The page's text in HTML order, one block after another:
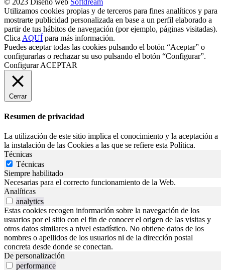
Utilizamos cookies propias y de terceros para fines analíticos y para
mostrarte publicidad personalizada en base a un perfil elaborado a
partir de tus hábitos de navegación (por ejemplo, páginas visitadas).
Clica AQUÍ para más información.
Puedes aceptar todas las cookies pulsando el botón “Aceptar” o
configurarlas o rechazar su uso pulsando el botón “Configurar”.
Configurar ACEPTAR
Cerrar
Resumen de privacidad
La utilización de este sitio implica el conocimiento y la aceptación a
la instalación de las Cookies a las que se refiere esta Política.
Técnicas
Técnicas
Siempre habilitado
Necesarias para el correcto funcionamiento de la Web.
Analíticas
analytics
Estas cookies recogen información sobre la navegación de los
usuarios por el sitio con el fin de conocer el origen de las visitas y
otros datos similares a nivel estadístico. No obtiene datos de los
nombres o apellidos de los usuarios ni de la dirección postal
concreta desde donde se conectan.
De personalización
performance